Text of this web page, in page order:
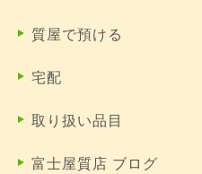
質屋で預ける
宅配
取り扱い品目
富士屋質店 ブログ